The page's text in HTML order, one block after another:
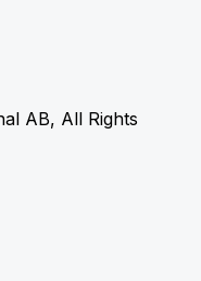
AB, All Rights